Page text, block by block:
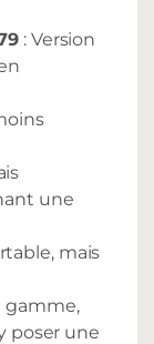
: Version
une
mais
gamme,
poser une